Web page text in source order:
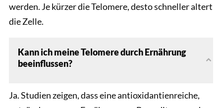
werden. Je kürzer die Telomere, desto schneller altert
die Zelle.
Kann ich meine Telomere durch Ernährung
beeinflussen?
Ja. Studien zeigen, dass eine antioxidantienreiche,